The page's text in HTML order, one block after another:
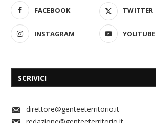
FACEBOOK TWITTER
INSTAGRAM YOUTUBE
SCRIVICI
direttore@genteeterritorio.it